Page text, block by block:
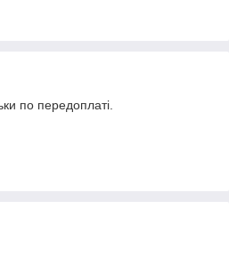
по передоплаті.